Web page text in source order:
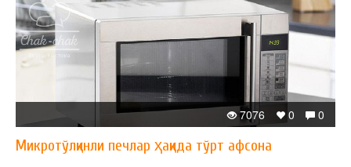
0
0
7076
Микротўлқинли печлар ҳақида тўрт афсона